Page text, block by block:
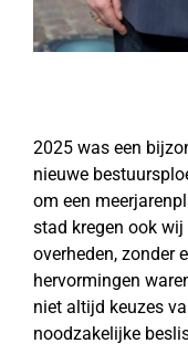
2025 was een
nieuwe
om een
stad kregen ook
overheden, zonder
hervormingen
niet altijd keuzes
noodzakelijke